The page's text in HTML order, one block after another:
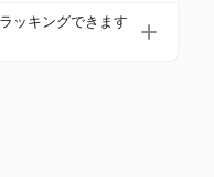
ます。
、最適な稼働率を
時間をトラッキン
洞察を提供しま
ッキングできます